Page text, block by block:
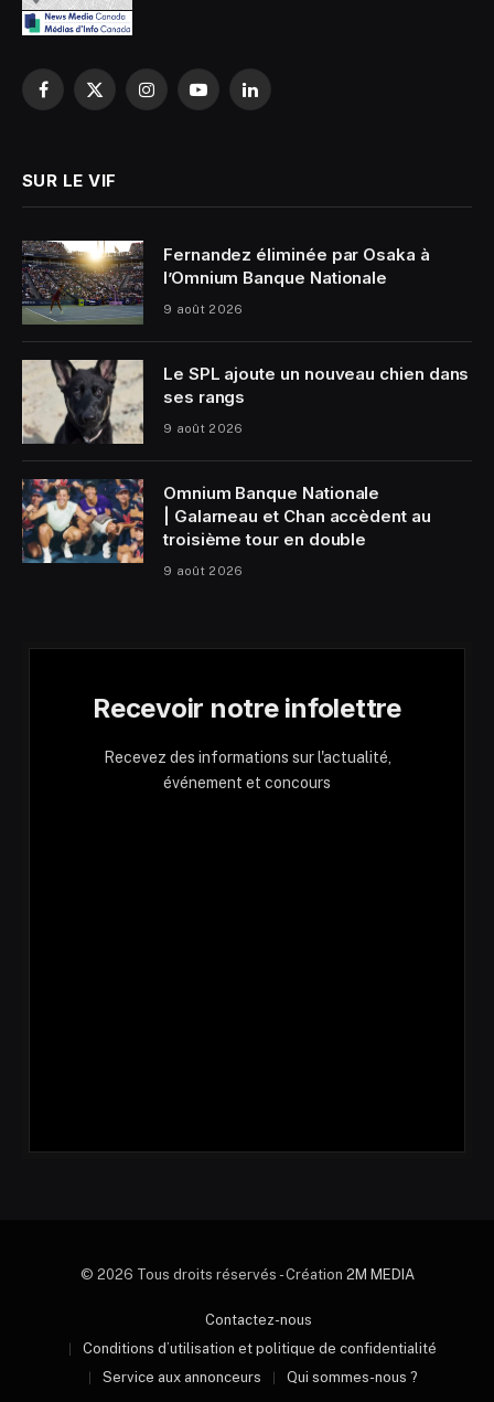
Facebook
X
InstagramYouTubeLinkedIn
SUR LE VIF
Fernandez éliminée par Osaka à
l’Omnium Banque Nationale
9 août 2026
Le SPL ajoute un nouveau chien dans
ses rangs
9 août 2026
Omnium Banque Nationale
| Galarneau et Chan accèdent au
troisième tour en double
9 août 2026
Recevoir notre infolettre
Recevez des informations sur l'actualité,
événement et concours
© 2026 Tous droits réservés - Création 2M MEDIA
Contactez-nous
Conditions d’utilisation et politique de confidentialité
Service aux annonceurs
Qui sommes-nous ?